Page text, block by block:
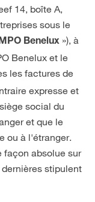
14, boîte A,
sous le
Benelux »), à
Benelux et le
les factures de
expresse et
social du
et que le
ou à l'étranger.
façon absolue sur
stipulent